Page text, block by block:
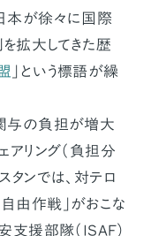
本が徐々に国際
拡大してきた歴
」という標語が繰
与の負担が増大
アリング（負担分
タンでは、対テロ
由作戦」がおこな
支援部隊（ISAF）